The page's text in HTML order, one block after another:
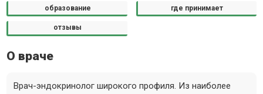
образование где принимает
отзывы
О враче
Врач-эндокринолог широкого профиля. Из наиболее